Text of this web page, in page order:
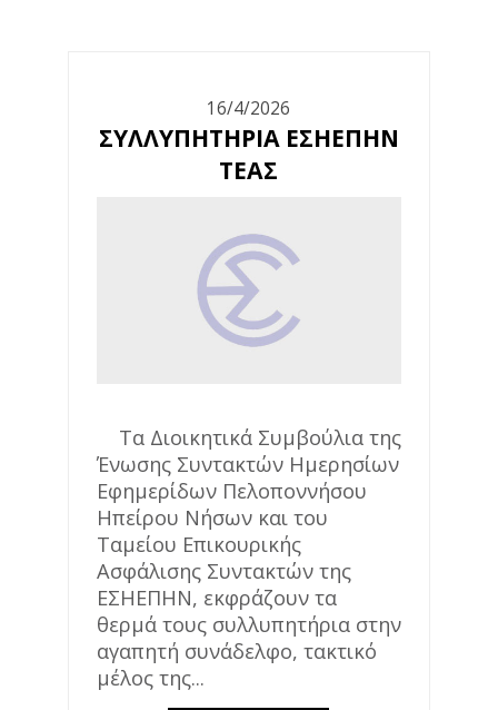
16/4/2026
ΣΥΛΛΥΠΗΤΗΡΙΑ ΕΣΗΕΠΗΝ
ΤΕΑΣ
Τα Διοικητικά Συμβούλια της
Ένωσης Συντακτών Ημερησίων
Εφημερίδων Πελοποννήσου
Ηπείρου Νήσων και του
Ταμείου Επικουρικής
Ασφάλισης Συντακτών της
ΕΣΗΕΠΗΝ, εκφράζουν τα
θερμά τους συλλυπητήρια στην
αγαπητή συνάδελφο, τακτικό
μέλος της...